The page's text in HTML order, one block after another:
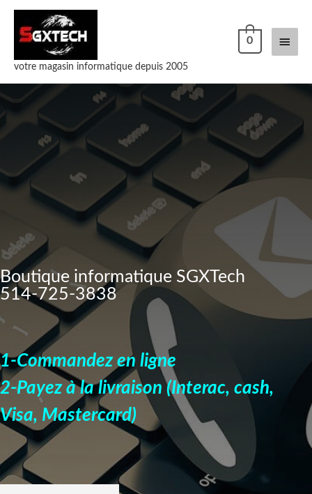
votre magasin informatique depuis 2005
0
Boutique informatique SGXTech
514-725-3838
1-Commandez en ligne
2-Payez à la livraison(Interac, cash,
Visa, Mastercard)